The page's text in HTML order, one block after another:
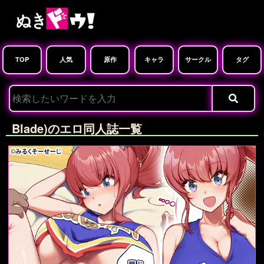
TOP 人気 原作 キャラ サークル タグ
Blade)のエロ同人誌一覧